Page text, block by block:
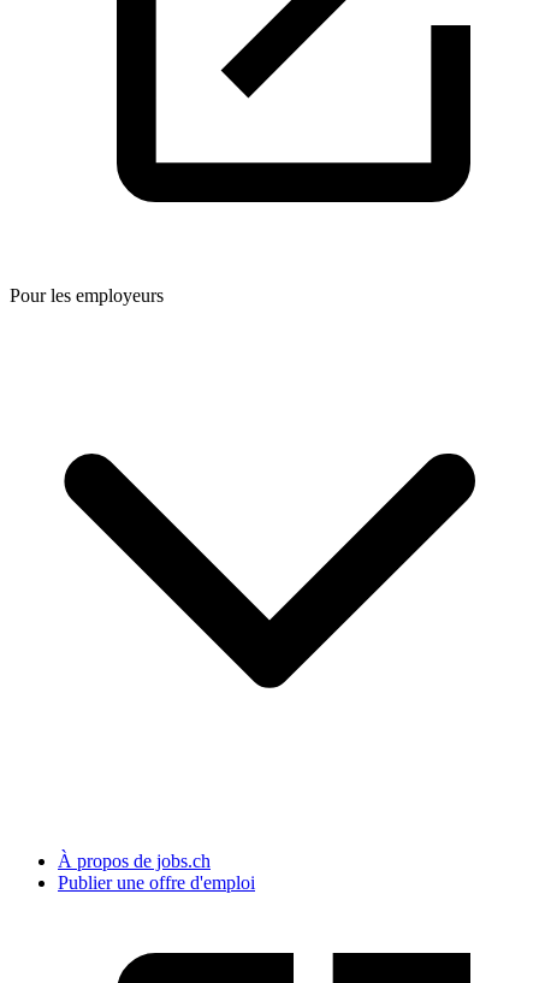
Pour les employeurs
À propos de jobs.ch
Publier une offre d'emploi